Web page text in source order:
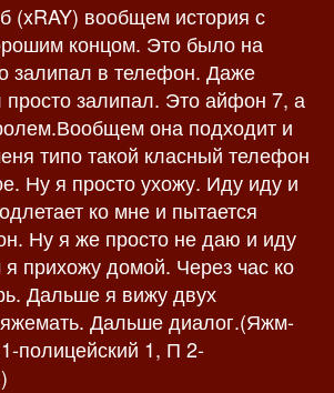
а
п
и
с
и
(xRAY) вообщем история с
концом. Это было на
залипал в телефон. Даже
просто залипал. Это айфон 7, а
она подходит и
типо такой класный телефон
Ну я просто ухожу. Иду иду и
ко мне и пытается
Ну я же просто не даю и иду
прихожу домой. Через час ко
Дальше я вижу двух
Дальше диалог.(Яжм-
полицейский 1, П 2-